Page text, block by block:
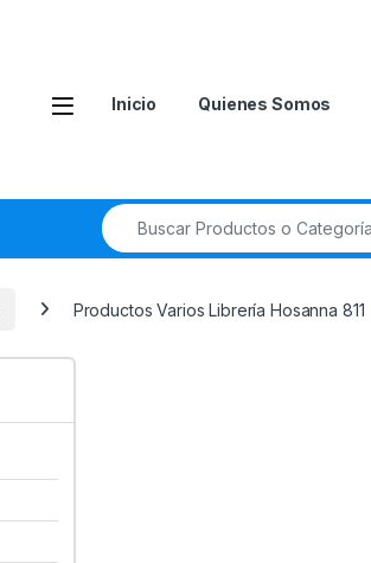
Inicio Quienes Somos
Search for:
Productos Varios Librería Hosanna 811